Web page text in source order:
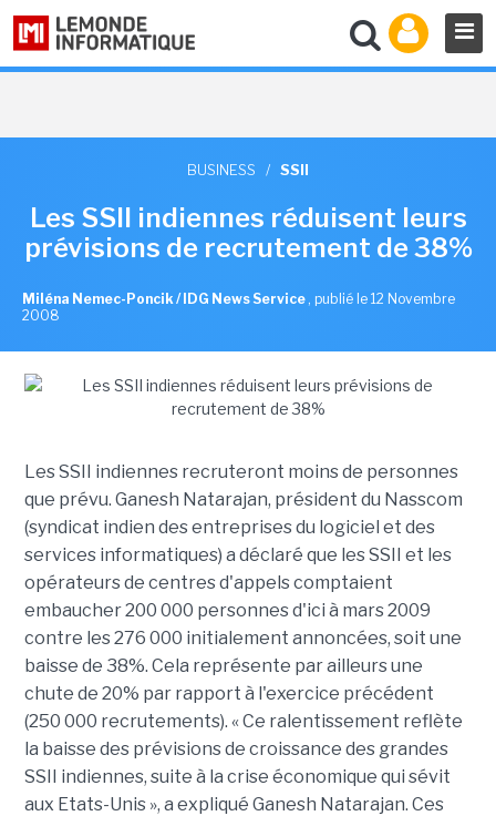
BUSINESS / SSII
Les SSII indiennes réduisent leurs
prévisions de recrutement de 38%
Miléna Nemec-Poncik / IDG News Service , publié le 12 Novembre
2008
Les SSII indiennes recruteront moins de personnes
que prévu. Ganesh Natarajan, président du Nasscom
(syndicat indien des entreprises du logiciel et des
services informatiques) a déclaré que les SSII et les
opérateurs de centres d'appels comptaient
embaucher 200 000 personnes d'ici à mars 2009
contre les 276 000 initialement annoncées, soit une
baisse de 38%. Cela représente par ailleurs une
chute de 20% par rapport à l'exercice précédent
(250 000 recrutements). « Ce ralentissement reflète
la baisse des prévisions de croissance des grandes
SSII indiennes, suite à la crise économique qui sévit
aux Etats-Unis », a expliqué Ganesh Natarajan. Ces